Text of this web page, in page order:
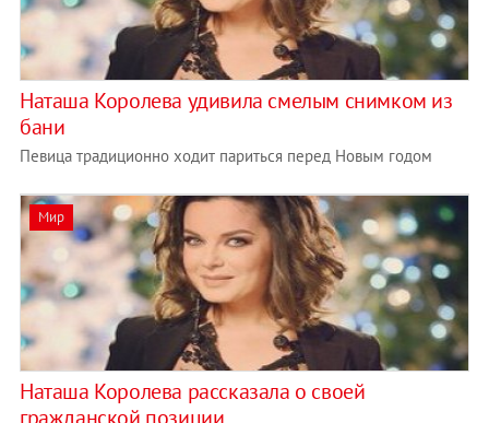
Наташа Королева удивила смелым снимком из
бани
Певица традиционно ходит париться перед Новым годом
Мир
Наташа Королева рассказала о своей